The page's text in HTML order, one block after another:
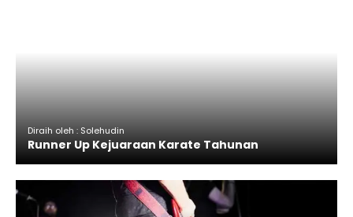
Diraih oleh : Solehudin
Runner Up Kejuaraan Karate Tahunan